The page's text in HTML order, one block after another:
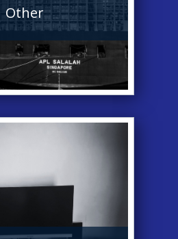
Other